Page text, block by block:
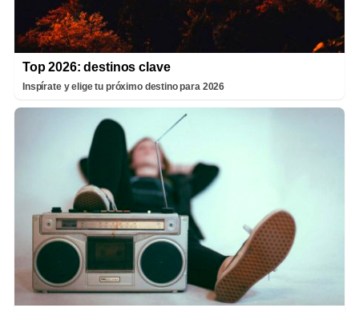
Top 2026: destinos clave
Inspírate y elige tu próximo destino para 2026